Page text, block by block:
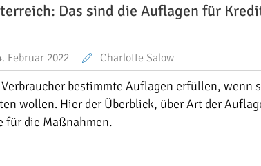
Das sind die Auflagen für
Februar 2022 Charlotte Salow
bestimmte Auflagen erfüllen, wenn
wollen. Hier der Überblick, über Art der
für die Maßnahmen.